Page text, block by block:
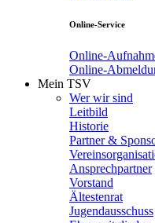
Online-Service
Online-
Online-
Mein TSV
Wer wir sind
Leitbild
Historie
Partner &
Ansprechpartner
Vorstand
Ältestenrat
Jugendausschuss